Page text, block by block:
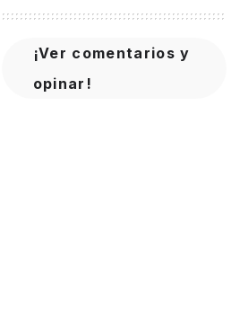
¡Ver comentarios y
opinar!